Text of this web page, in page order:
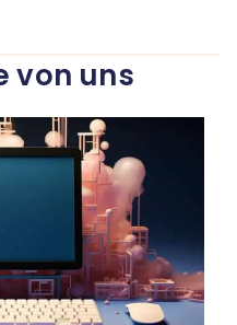
von uns